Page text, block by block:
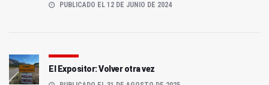
PUBLICADO EL 12 DE JUNIO DE 2024
El Expositor: Volver otra vez